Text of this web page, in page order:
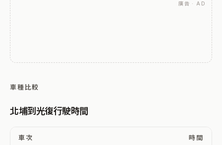
廣告 · AD
車種比較
北埔到光復行駛時間
車次 時間